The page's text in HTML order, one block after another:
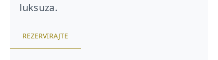
luksuza.
REZERVIRAJTE